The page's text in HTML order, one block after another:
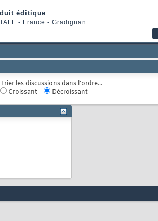
éditique
- France - Gradignan
Trier les discussions dans l'ordre...
Croissant
Décroissant